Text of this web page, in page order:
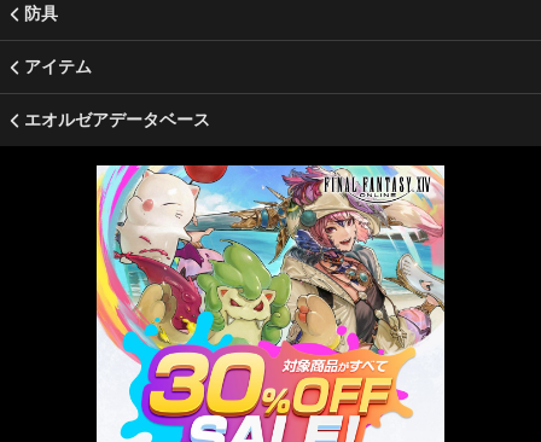
防具
アイテム
エオルゼアデータベース